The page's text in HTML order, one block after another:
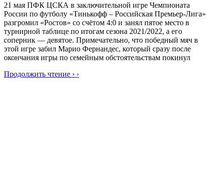
21 мая ПФК ЦСКА в заключительной игре Чемпионата
России по футболу «Тинькофф – Российская Премьер-Лига»
разгромил «Ростов» со счётом 4:0 и занял пятое место в
турнирной таблице по итогам сезона 2021/2022, а его
соперник — девятое. Примечательно, что победный мяч в
этой игре забил Марио Фернандес, который сразу после
окончания игры по семейным обстоятельствам покинул
Продолжить чтение › ›